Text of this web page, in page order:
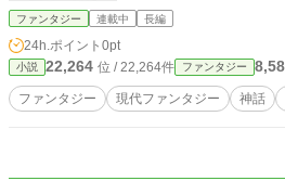
ファンタジー 連載中 長編
24h.ポイント 0pt
小説 22,264 位 / 22,264件 ファンタジー
ファンタジー 現代ファンタジー 神話